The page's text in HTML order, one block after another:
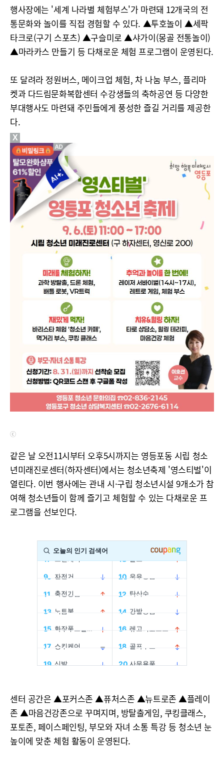
행사장에는 '세계 나라별 체험부스'가 마련돼 12개국의 전
통문화와 놀이를 직접 경험할 수 있다. ▲투호놀이 ▲세팍
타크로(구기 스포츠) ▲구슬미로 ▲샤가이(몽골 전통놀이)
▲마라카스 만들기 등 다채로운 체험 프로그램이 운영된다.
또 달려라 정원버스, 메이크업 체험, 차 나눔 부스, 플리마
켓과 다드림문화복합센터 수강생들의 축하공연 등 다양한
부대행사도 마련돼 주민들에게 풍성한 즐길 거리를 제공한
다.
ⓒ
같은 날 오전11시부터 오후5시까지는 영등포동 시립 청소
년미래진로센터(하자센터)에서는 청소년축제 '영스티벌'이
열린다. 이번 행사에는 관내 시·구립 청소년시설 9개소가 참
여해 청소년들이 함께 즐기고 체험할 수 있는 다채로운 프
로그램을 선보인다.
센터 공간은 ▲포커스존 ▲퓨처스존 ▲뉴트로존 ▲플레이
존 ▲마음건강존으로 꾸며지며, 방탈출게임, 쿠킹클래스,
포토존, 페이스페인팅, 부모와 자녀 소통 특강 등 청소년 눈
높이에 맞춘 체험 활동이 운영된다.
X